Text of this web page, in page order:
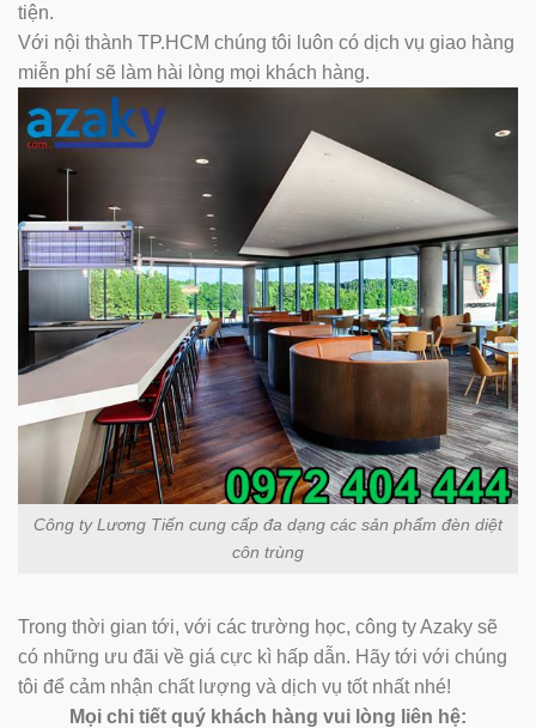
tiện.
Với nội thành TP.HCM chúng tôi luôn có dịch vụ giao hàng
miễn phí sẽ làm hài lòng mọi khách hàng.
Công ty Lương Tiến cung cấp đa dạng các sản phẩm đèn diệt
côn trùng
Trong thời gian tới, với các trường học, công ty Azaky sẽ
có những ưu đãi về giá cực kì hấp dẫn. Hãy tới với chúng
tôi để cảm nhận chất lượng và dịch vụ tốt nhất nhé!
Mọi chi tiết quý khách hàng vui lòng liên hệ: